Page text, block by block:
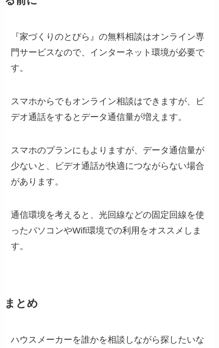
『家づくりのとびら』の無料相談はオンライン専
門サービスなので、インターネット環境が必要で
す。
スマホからでもオンライン相談はできますが、ビ
デオ通話をするとデータ通信量が増えます。
スマホのプランにもよりますが、データ通信量が
少ないと、ビデオ通話が快適につながらない場合
があります。
通信環境を考えると、光回線などの固定回線を使
ったパソコンやWifi環境での利用をオススメしま
す。
まとめ
ハウスメーカーを誰かを相談しながら探したいな